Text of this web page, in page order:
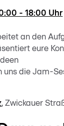
- 18:00 Uhr
an den
eure
uns die Jam-
, Zwickauer